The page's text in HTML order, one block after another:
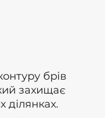
брів
захищає
ділянках.